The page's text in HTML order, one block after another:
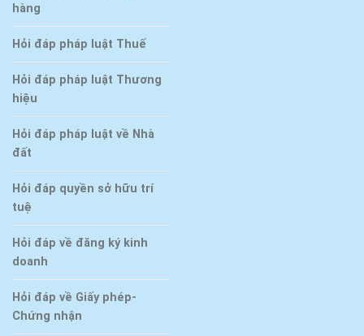
hàng
Hỏi đáp pháp luật Thuế
Hỏi đáp pháp luật Thương
hiệu
Hỏi đáp pháp luật về Nhà
đất
Hỏi đáp quyền sở hữu trí
tuệ
Hỏi đáp về đăng ký kinh
doanh
Hỏi đáp về Giấy phép-
Chứng nhận